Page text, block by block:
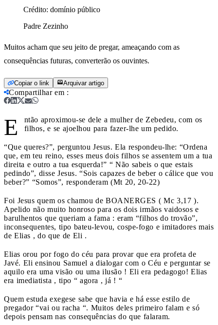
Crédito: domínio público
Padre Zezinho
Muitos acham que seu jeito de pregar, ameaçando com as
consequências futuras, converterão os ouvintes.
Copiar o link Arquivar artigo
Compartilhar em :
E
ntão aproximou-se dele a mulher de Zebedeu, com os
filhos, e se ajoelhou para fazer-lhe um pedido.
“Que queres?”, perguntou Jesus. Ela respondeu-lhe: “Ordena
que, em teu reino, esses meus dois filhos se assentem um a tua
direita e outro a tua esquerda!” “ Não sabeis o que estais
pedindo”, disse Jesus. “Sois capazes de beber o cálice que vou
beber?” “Somos”, responderam (Mt 20, 20-22)
Foi Jesus quem os chamou de BOANERGES ( Mc 3,17 ).
Apelido não muito honroso para os dois irmãos vaidosos e
barulhentos que queriam a fama : eram “filhos do trovão”,
inconsequentes, tipo bateu-levou, cospe-fogo e imitadores mais
de Elias , do que de Eli .
Elias orou por fogo do céu para provar que era profeta de
Javé. Eli ensinou Samuel a dialogar com o Céu e perguntar se
aquilo era uma visão ou uma ilusão ! Eli era pedagogo! Elias
era imediatista , tipo “ agora , já ! “
Quem estuda exegese sabe que havia e há esse estilo de
pregador “vai ou racha “. Muitos deles primeiro falam e só
depois pensam nas consequências do que falaram.